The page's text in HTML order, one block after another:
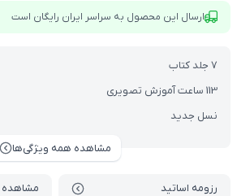
7 جلد کتاب
113 ساعت آموزش تصویری
نسل جدید
مشاهده همه ویژگی‌ها
رزومه اساتید مشاهده
ارسال این محصول به سراسر ایران رایگان است